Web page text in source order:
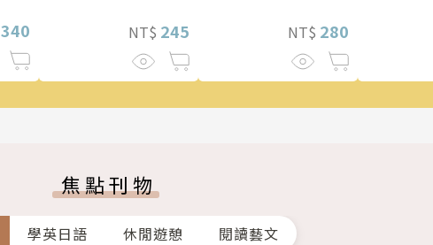
340 NT$ 245 NT$ 280
焦點刊物
學英日語 休閒遊憩 閱讀藝文